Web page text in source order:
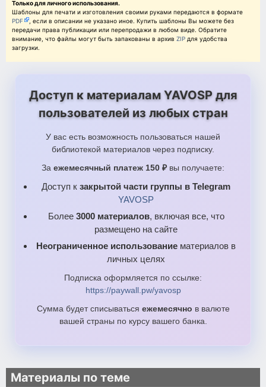
Только для личного использования.
Шаблоны для печати и изготовления своими руками передаются в формате
PDF
, если в описании не указано иное. Купить шаблоны Вы можете без
передачи права публикации или перепродажи в любом виде. Обратите
внимание, что файлы могут быть запакованы в архив ZIP для удобства
загрузки.
Доступ к материалам YAVOSP для
пользователей из любых стран
У вас есть возможность пользоваться нашей
библиотекой материалов через подписку.
За ежемесячный платеж 150 ₽ вы получаете:
Доступ к закрытой части группы в Telegram
YAVOSP
Более 3000 материалов, включая все, что
размещено на сайте
Неограниченное использование материалов в
личных целях
Подписка оформляется по ссылке:
https://paywall.pw/yavosp
Сумма будет списываться ежемесячно в валюте
вашей страны по курсу вашего банка.
Материалы по теме